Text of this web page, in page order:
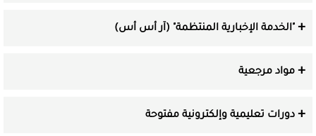
"الخدمة الإخبارية المنتظمة" (آر أس أس)
مواد مرجعية
دورات تعليمية وإلكترونية مفتوحة